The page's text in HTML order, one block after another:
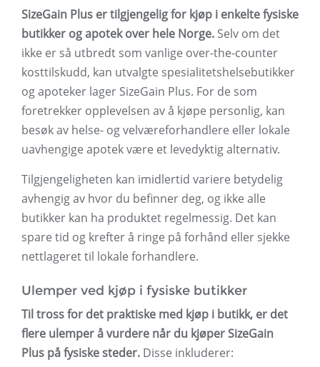
SizeGain Plus er tilgjengelig for kjøp i enkelte fysiske
butikker og apotek over hele Norge. Selv om det
ikke er så utbredt som vanlige over-the-counter
kosttilskudd, kan utvalgte spesialitetshelsebutikker
og apoteker lager SizeGain Plus. For de som
foretrekker opplevelsen av å kjøpe personlig, kan
besøk av helse- og velværeforhandlere eller lokale
uavhengige apotek være et levedyktig alternativ.
Tilgjengeligheten kan imidlertid variere betydelig
avhengig av hvor du befinner deg, og ikke alle
butikker kan ha produktet regelmessig. Det kan
spare tid og krefter å ringe på forhånd eller sjekke
nettlageret til lokale forhandlere.
Ulemper ved kjøp i fysiske butikker
Til tross for det praktiske med kjøp i butikk, er det
flere ulemper å vurdere når du kjøper SizeGain
Plus på fysiske steder. Disse inkluderer: